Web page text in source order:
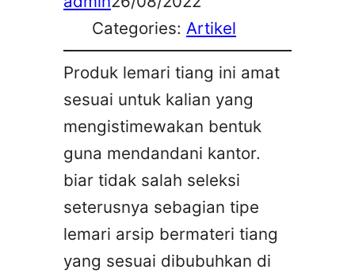
Categories: Artikel
Produk lemari tiang ini amat
sesuai untuk kalian yang
mengistimewakan bentuk
guna mendandani kantor.
biar tidak salah seleksi
seterusnya sebagian tipe
lemari arsip bermateri tiang
yang sesuai dibubuhkan di